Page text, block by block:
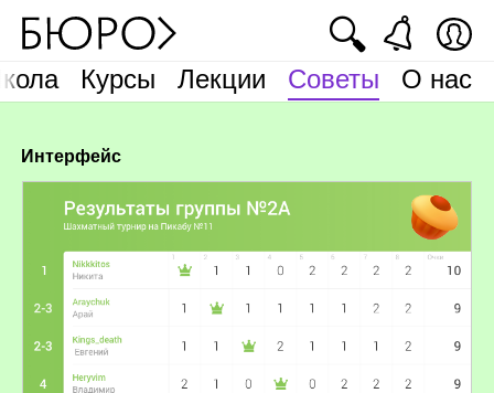
Курсы Лекции Советы О нас
🔍
Интерфейс